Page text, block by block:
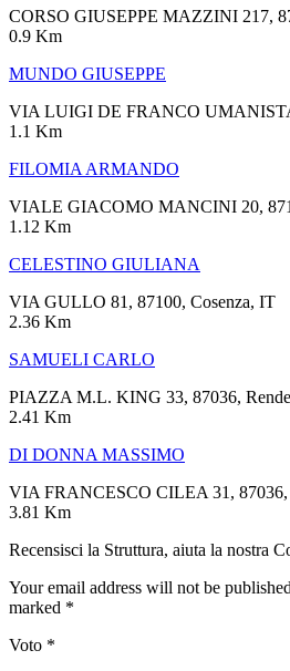
CORSO GIUSEPPE MAZZINI 217,
0.9 Km
MUNDO GIUSEPPE
VIA LUIGI DE FRANCO
1.1 Km
FILOMIA ARMANDO
VIALE GIACOMO MANCINI 20,
1.12 Km
CELESTINO GIULIANA
VIA GULLO 81, 87100, Cosenza, IT
2.36 Km
SAMUELI CARLO
PIAZZA M.L. KING 33, 87036,
2.41 Km
DI DONNA MASSIMO
VIA FRANCESCO CILEA 31, 87036,
3.81 Km
Recensisci la Struttura, aiuta la nostra
Your email address will not be
marked *
Voto *